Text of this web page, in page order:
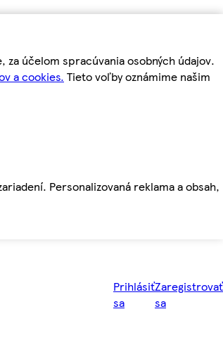
účelom spracúvania osobných údajov.
a cookies. Tieto voľby oznámime našim
Personalizovaná reklama a obsah,
Prihlásiť
sa
Zaregistrovať
sa